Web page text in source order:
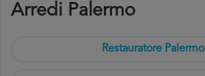
Arredi Palermo
Restauratore Palermo